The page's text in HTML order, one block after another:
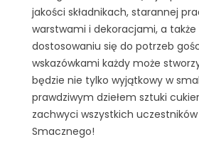
jakości składnikach, starannej
warstwami i dekoracjami, a także
dostosowaniu się do potrzeb
wskazówkami każdy może
będzie nie tylko wyjątkowy w
prawdziwym dziełem sztuki
zachwyci wszystkich
Smacznego!